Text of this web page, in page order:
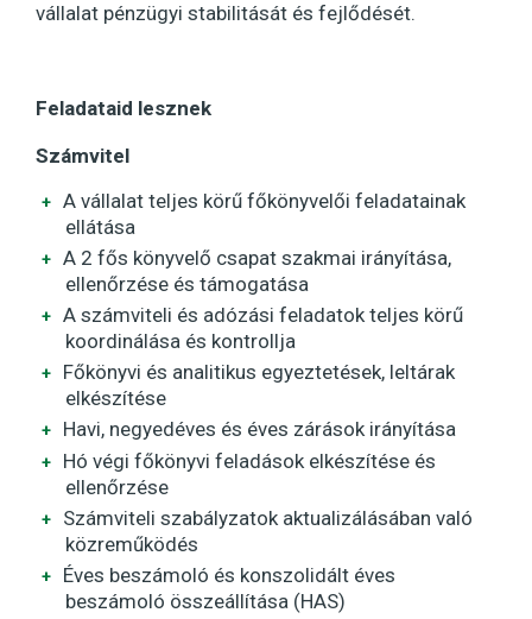
vállalat pénzügyi stabilitását és fejlődését.
Feladataid lesznek
Számvitel
A vállalat teljes körű főkönyvelői feladatainak
ellátása
A 2 fős könyvelő csapat szakmai irányítása,
ellenőrzése és támogatása
A számviteli és adózási feladatok teljes körű
koordinálása és kontrollja
Főkönyvi és analitikus egyeztetések, leltárak
elkészítése
Havi, negyedéves és éves zárások irányítása
Hó végi főkönyvi feladások elkészítése és
ellenőrzése
Számviteli szabályzatok aktualizálásában való
közreműködés
Éves beszámoló és konszolidált éves
beszámoló összeállítása (HAS)